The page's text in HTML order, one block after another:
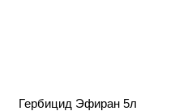
Гербицид Эфиран 5л